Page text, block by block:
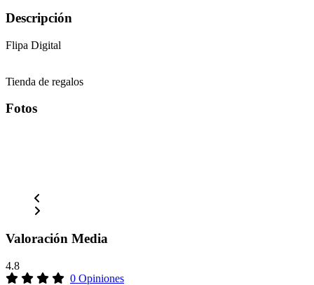
Descripción
Flipa Digital
Tienda de regalos
Fotos
Valoración Media
4.8
0 Opiniones